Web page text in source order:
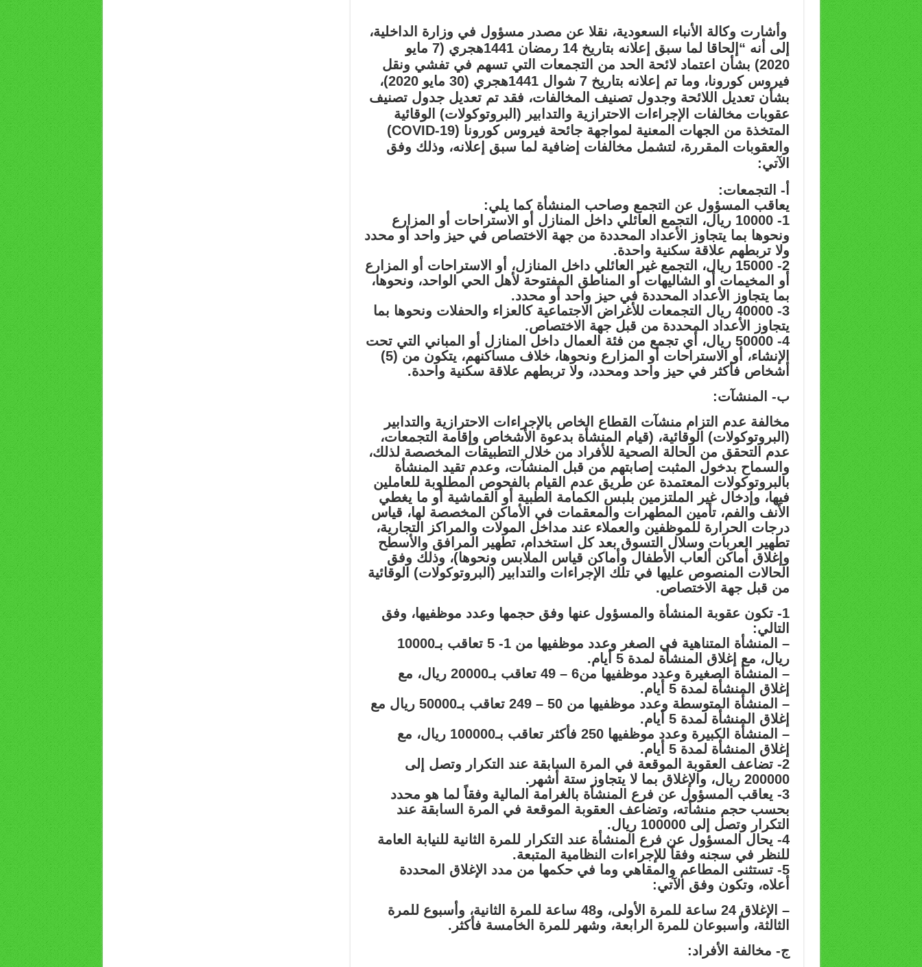
وأشارت وكالة الأنباء السعودية، نقلا عن مصدر مسؤول في وزارة الداخلية،
إلى أنه “إلحاقا لما سبق إعلانه بتاريخ 14 رمضان 1441هجري (7 مايو
2020) بشأن اعتماد لائحة الحد من التجمعات التي تسهم في تفشي ونقل
فيروس كورونا، وما تم إعلانه بتاريخ 7 شوال 1441هجري (30 مايو 2020)،
بشأن تعديل اللائحة وجدول تصنيف المخالفات، فقد تم تعديل جدول تصنيف
عقوبات مخالفات الإجراءات الاحترازية والتدابير (البروتوكولات) الوقائية
المتخذة من الجهات المعنية لمواجهة جائحة فيروس كورونا (COVID-19)
والعقوبات المقررة، لتشمل مخالفات إضافية لما سبق إعلانه، وذلك وفق
الآتي:
أ- التجمعات:
يعاقب المسؤول عن التجمع وصاحب المنشأة كما يلي:
1- 10000 ريال، التجمع العائلي داخل المنازل أو الاستراحات أو المزارع
ونحوها بما يتجاوز الأعداد المحددة من جهة الاختصاص في حيز واحد أو محدد
ولا تربطهم علاقة سكنية واحدة.
2- 15000 ريال، التجمع غير العائلي داخل المنازل، أو الاستراحات أو المزارع
أو المخيمات أو الشاليهات أو المناطق المفتوحة لأهل الحي الواحد، ونحوها،
بما يتجاوز الأعداد المحددة في حيز واحد أو محدد.
3- 40000 ريال التجمعات للأغراض الاجتماعية كالعزاء والحفلات ونحوها بما
يتجاوز الأعداد المحددة من قبل جهة الاختصاص.
4- 50000 ريال، أي تجمع من فئة العمال داخل المنازل أو المباني التي تحت
الإنشاء، أو الاستراحات أو المزارع ونحوها، خلاف مساكنهم، يتكون من (5)
أشخاص فأكثر في حيز واحد ومحدد، ولا تربطهم علاقة سكنية واحدة.
ب- المنشآت:
مخالفة عدم التزام منشآت القطاع الخاص بالإجراءات الاحترازية والتدابير
(البروتوكولات) الوقائية، (قيام المنشأة بدعوة الأشخاص وإقامة التجمعات،
عدم التحقق من الحالة الصحية للأفراد من خلال التطبيقات المخصصة لذلك،
والسماح بدخول المثبت إصابتهم من قبل المنشآت، وعدم تقيد المنشأة
بالبروتوكولات المعتمدة عن طريق عدم القيام بالفحوص المطلوبة للعاملين
فيها، وإدخال غير الملتزمين بلبس الكمامة الطبية أو القماشية أو ما يغطي
الأنف والفم، تأمين المطهرات والمعقمات في الأماكن المخصصة لها، قياس
درجات الحرارة للموظفين والعملاء عند مداخل المولات والمراكز التجارية،
تطهير العربات وسلال التسوق بعد كل استخدام، تطهير المرافق والأسطح
وإغلاق أماكن ألعاب الأطفال وأماكن قياس الملابس ونحوها)، وذلك وفق
الحالات المنصوص عليها في تلك الإجراءات والتدابير (البروتوكولات) الوقائية
من قبل جهة الاختصاص.
1- تكون عقوبة المنشأة والمسؤول عنها وفق حجمها وعدد موظفيها، وفق
التالي:
– المنشأة المتناهية في الصغر وعدد موظفيها من 1- 5 تعاقب بـ10000
ريال، مع إغلاق المنشأة لمدة 5 أيام.
– المنشأة الصغيرة وعدد موظفيها من6 – 49 تعاقب بـ20000 ريال، مع
إغلاق المنشأة لمدة 5 أيام.
– المنشأة المتوسطة وعدد موظفيها من 50 – 249 تعاقب بـ50000 ريال مع
إغلاق المنشأة لمدة 5 أيام.
– المنشأة الكبيرة وعدد موظفيها 250 فأكثر تعاقب بـ100000 ريال، مع
إغلاق المنشأة لمدة 5 أيام.
2- تضاعف العقوبة الموقعة في المرة السابقة عند التكرار وتصل إلى
200000 ريال، والإغلاق بما لا يتجاوز ستة أشهر.
3- يعاقب المسؤول عن فرع المنشأة بالغرامة المالية وفقاً لما هو محدد
بحسب حجم منشأته، وتضاعف العقوبة الموقعة في المرة السابقة عند
التكرار وتصل إلى 100000 ريال.
4- يحال المسؤول عن فرع المنشأة عند التكرار للمرة الثانية للنيابة العامة
للنظر في سجنه وفقاً للإجراءات النظامية المتبعة.
5- تستثنى المطاعم والمقاهي وما في حكمها من مدد الإغلاق المحددة
أعلاه، وتكون وفق الآتي:
– الإغلاق 24 ساعة للمرة الأولى، و48 ساعة للمرة الثانية، وأسبوع للمرة
الثالثة، وأسبوعان للمرة الرابعة، وشهر للمرة الخامسة فأكثر.
ج- مخالفة الأفراد: